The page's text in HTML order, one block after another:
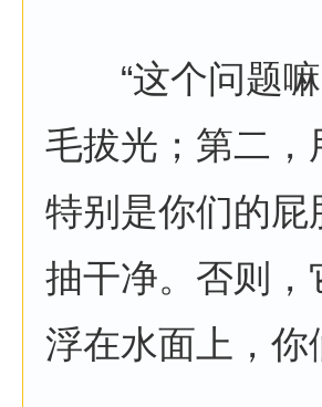
“这个问题嘛
毛拔光；第二
特别是你们的
抽干净。否则
浮在水面上，你